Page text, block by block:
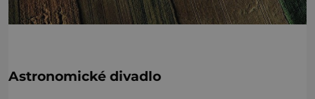
Astronomické divadlo